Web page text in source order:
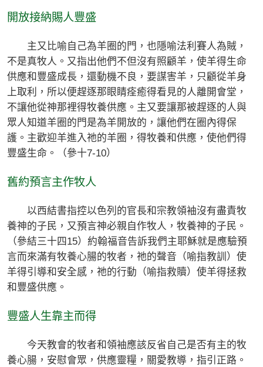
開放接納賜人豐盛
主又比喻自己為羊圈的門，也隱喻法利賽人為賊，
不是真牧人。又指出他們不但沒有照顧羊，使羊得生命
供應和豐盛成長，還動機不良，要謀害羊，只顧從羊身
上取利，所以便趕逐那眼睛痊癒得看見的人離開會堂，
不讓他從神那裡得牧養供應。主又要讓那被趕逐的人與
眾人知道羊圈的門是為羊開放的，讓他們在圈內得保
護。主歡迎羊進入祂的羊圈，得牧養和供應，使他們得
豐盛生命。（參十7-10）
舊約預言主作牧人
以西結書指控以色列的官長和宗教領袖沒有盡責牧
養神的子民，又預言神必親自作牧人，牧養神的子民。
（參結三十四15）約翰福音告訴我們主耶穌就是應驗預
言而來滿有牧養心腸的牧者，祂的聲音（喻指教訓）使
羊得引導和安全感，祂的行動（喻指救贖）使羊得拯救
和豐盛供應。
豐盛人生靠主而得
今天教會的牧者和領袖應該反省自己是否有主的牧
養心腸，安慰會眾，供應靈糧，關愛教導，指引正路。